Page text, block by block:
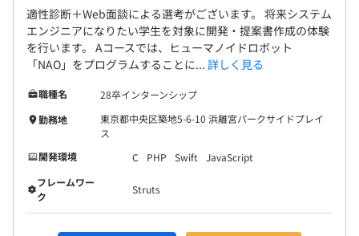
適性診断＋Web面談による選考がございます。 将来システム
エンジニアになりたい学生を対象に開発・提案書作成の体験
を行います。 Aコースでは、ヒューマノイドロボット
「NAO」をプログラムすることに... 詳しく見る
職種名
28卒インターンシップ
勤務地
東京都中央区築地5-6-10 浜離宮パークサイドプレイ
ス
開発環境
C PHP Swift
JavaScript
フレームワー
ク
Struts